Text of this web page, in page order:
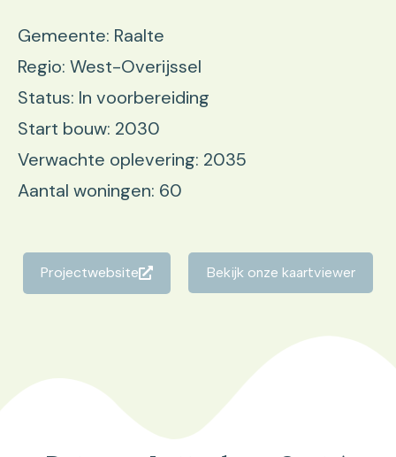
Gemeente: Raalte
Regio: West-Overijssel
Status: In voorbereiding
Start bouw: 2030
Verwachte oplevering: 2035
Aantal woningen: 60
Projectwebsite Bekijk onze kaartviewer